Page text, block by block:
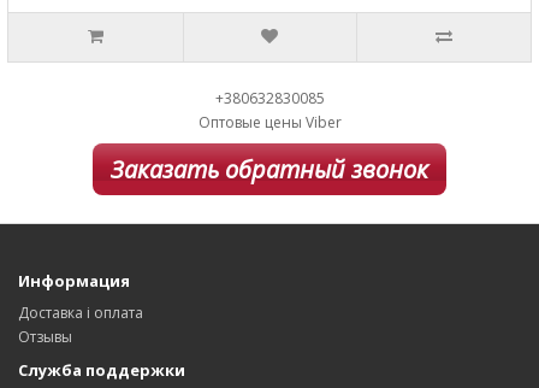
+380632830085
Оптовые цены Viber
Заказать обратный звонок
Информация
Доставка і оплата
Отзывы
Служба поддержки